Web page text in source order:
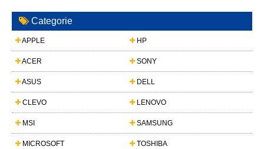
Categorie
APPLE HP
ACER SONY
ASUS DELL
CLEVO LENOVO
MSI SAMSUNG
MICROSOFT TOSHIBA